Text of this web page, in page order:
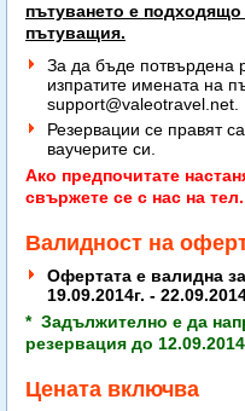
пътуването е подходящо
пътуващия.
За да бъде потвърдена
изпратите имената на
support@valeotravel.net
Резервации се правят
ваучерите си.
Ако предпочитате
свържете се с нас на
Валидност на
Офертата е валидна
19.09.2014г. -
* Задължително е да
резервация до 12.09.2014
Цената включва